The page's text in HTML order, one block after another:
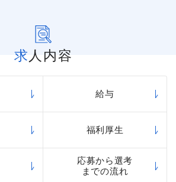
求人内容
給与
福利厚生
応募から選考
までの流れ